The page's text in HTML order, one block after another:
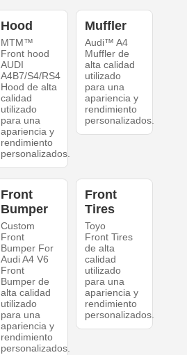
Hood
MTM™
Front hood
AUDI
A4B7/S4/RS4
Hood de alta
calidad
utilizado
para una
apariencia y
rendimiento
personalizados.
Muffler
Audi™ A4
Muffler de
alta calidad
utilizado
para una
apariencia y
rendimiento
personalizados.
Front
Bumper
Custom
Front
Bumper For
Audi A4 V6
Front
Bumper de
alta calidad
utilizado
para una
apariencia y
rendimiento
personalizados.
Front
Tires
Toyo
Front Tires
de alta
calidad
utilizado
para una
apariencia y
rendimiento
personalizados.